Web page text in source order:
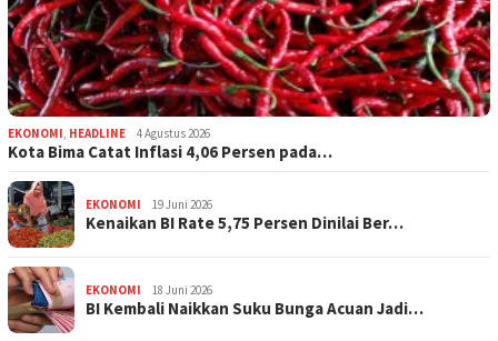
EKONOMI HEADLINE 4 Agustus 2026
Kota Bima Catat Inflasi 4,06 Persen pada…
EKONOMI 19 Juni 2026
Kenaikan BI Rate 5,75 Persen Dinilai Ber…
EKONOMI 18 Juni 2026
BI Kembali Naikkan Suku Bunga Acuan Jadi…